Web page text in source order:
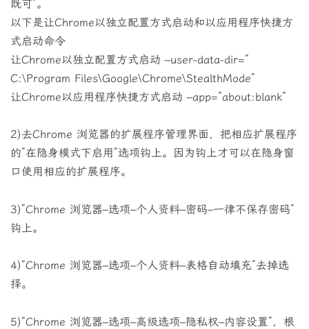
既可”。
以下是让Chrome以独立配置方式启动和以应用程序快捷方
式启动命令
让Chrome以独立配置方式启动 –user-data-dir=”
C:\Program Files\Google\Chrome\StealthMode”
让Chrome以应用程序快捷方式启动 –app=”about:blank”
2)去Chrome 浏览器的扩展程序管理界面，把相应扩展程序
的”在隐身模式下启用”选项钩上。因为钩上才可以在隐身窗
口使用相应的扩展程序。
3)”Chrome 浏览器–选项–个人资料–密码–一律不保存密码”
钩上。
4)“Chrome 浏览器–选项–个人资料–表格自动填充”去掉选
择。
5)“Chrome 浏览器–选项–高级选项–隐私权–内容设置”，根